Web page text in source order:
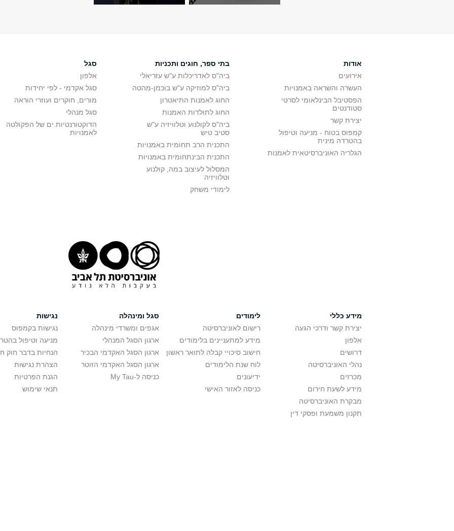
אודות
אירועים
העשרה והשראה באמנויות
הפסטיבל הבינלאומי לסרטי
סטודנטים
יצירת קשר
קמפוס בטוח - מניעה וטיפול
בהטרדה מינית
הגלריה האוניברסיטאית לאמנות
בתי ספר, חוגים ותכניות
ביה"ס לאדריכלות ע"ש עזריאלי
ביה"ס למוזיקה ע"ש בוכמן-מהטה
החוג לאמנות התיאטרון
החוג לתולדות האמנות
ביה"ס לקולנוע וטלוויזיה ע"ש
סטיב טיש
התכנית הרב תחומית באמנויות
התכנית הבינתחומית באמנויות
המסלול לעיצוב במה, קולנוע
וטלוויזיה
לימודי משחק
סגל
אלפון
סגל אקדמי - לפי יחידות
מורים, חוקרים ועוזרי הוראה
סגל מנהלי
הדוקטורנטיות.ים של הפקולטה
לאמנויות
מידע כללי
יצירת קשר ודרכי הגעה
אלפון
דרושים
נהלי האוניברסיטה
מכרזים
מידע לשעת חירום
מבקרת האוניברסיטה
תקנון משמעת ופסקי דין
לימודים
רישום לאוניברסיטה
מידע למתעניינים בלימודים
חישוב סיכויי קבלה לתואר ראשון
לוח שנת הלימודים
ידיעונים
כניסה לאזור האישי
סגל ומינהלה
אגפים ומשרדי מינהלה
ארגון הסגל המנהלי
ארגון הסגל האקדמי הבכיר
ארגון הסגל האקדמי הזוטר
כניסה ל-My Tau
נגישות
נגישות בקמפוס
מניעה וטיפול
הנחיות בדבר חוק
הצהרת נגישות
הגנת הפרטיות
תנאי שימוש